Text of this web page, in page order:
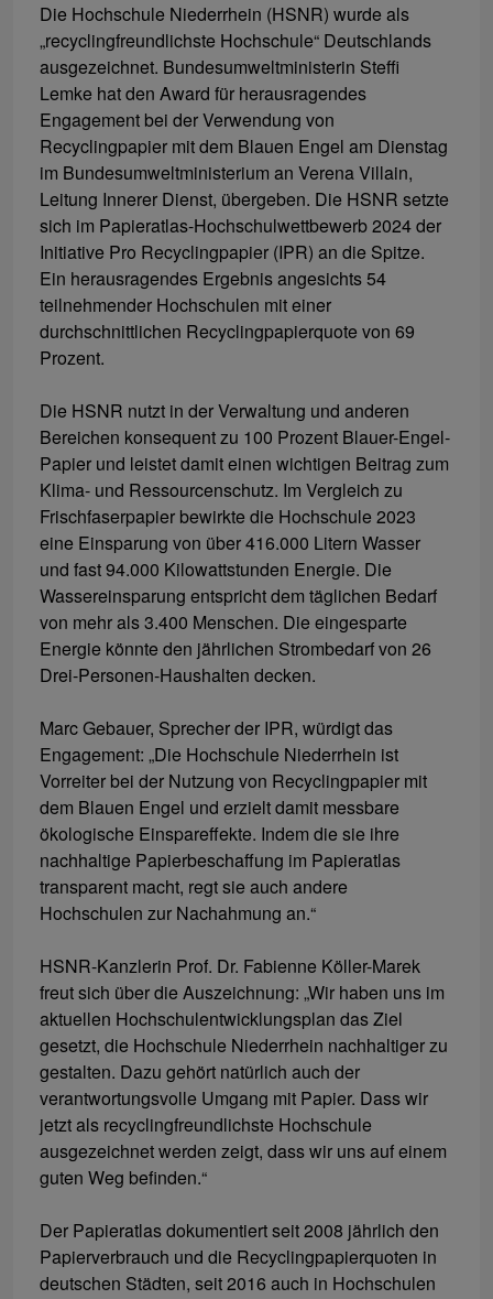
Die Hochschule Niederrhein (HSNR) wurde als
„recyclingfreundlichste Hochschule“ Deutschlands
ausgezeichnet. Bundesumweltministerin Steffi
Lemke hat den Award für herausragendes
Engagement bei der Verwendung von
Recyclingpapier mit dem Blauen Engel am Dienstag
im Bundesumweltministerium an Verena Villain,
Leitung Innerer Dienst, übergeben. Die HSNR setzte
sich im Papieratlas-Hochschulwettbewerb 2024 der
Initiative Pro Recyclingpapier (IPR) an die Spitze.
Ein herausragendes Ergebnis angesichts 54
teilnehmender Hochschulen mit einer
durchschnittlichen Recyclingpapierquote von 69
Prozent.
Die HSNR nutzt in der Verwaltung und anderen
Bereichen konsequent zu 100 Prozent Blauer-Engel-
Papier und leistet damit einen wichtigen Beitrag zum
Klima- und Ressourcenschutz. Im Vergleich zu
Frischfaserpapier bewirkte die Hochschule 2023
eine Einsparung von über 416.000 Litern Wasser
und fast 94.000 Kilowattstunden Energie. Die
Wassereinsparung entspricht dem täglichen Bedarf
von mehr als 3.400 Menschen. Die eingesparte
Energie könnte den jährlichen Strombedarf von 26
Drei-Personen-Haushalten decken.
Marc Gebauer, Sprecher der IPR, würdigt das
Engagement: „Die Hochschule Niederrhein ist
Vorreiter bei der Nutzung von Recyclingpapier mit
dem Blauen Engel und erzielt damit messbare
ökologische Einspareffekte. Indem die sie ihre
nachhaltige Papierbeschaffung im Papieratlas
transparent macht, regt sie auch andere
Hochschulen zur Nachahmung an.“
HSNR-Kanzlerin Prof. Dr. Fabienne Köller-Marek
freut sich über die Auszeichnung: „Wir haben uns im
aktuellen Hochschulentwicklungsplan das Ziel
gesetzt, die Hochschule Niederrhein nachhaltiger zu
gestalten. Dazu gehört natürlich auch der
verantwortungsvolle Umgang mit Papier. Dass wir
jetzt als recyclingfreundlichste Hochschule
ausgezeichnet werden zeigt, dass wir uns auf einem
guten Weg befinden.“
Der Papieratlas dokumentiert seit 2008 jährlich den
Papierverbrauch und die Recyclingpapierquoten in
deutschen Städten, seit 2016 auch in Hochschulen